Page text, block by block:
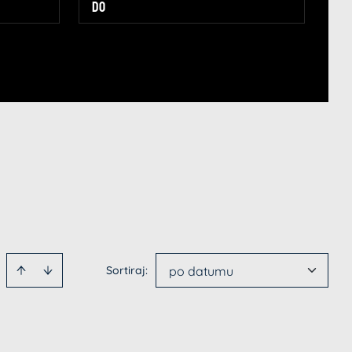
Sortiraj: po datumu